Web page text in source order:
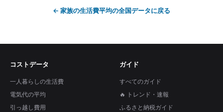
← 家族の生活費平均の全国データに戻る
コストデータ
一人暮らしの生活費
電気代の平均
引っ越し費用
ガイド
すべてのガイド
🔥 トレンド・速報
ふるさと納税ガイド